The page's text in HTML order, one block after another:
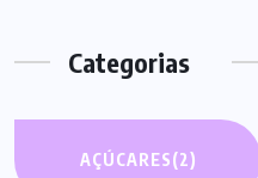
Categorias
AÇÚCARES(2)